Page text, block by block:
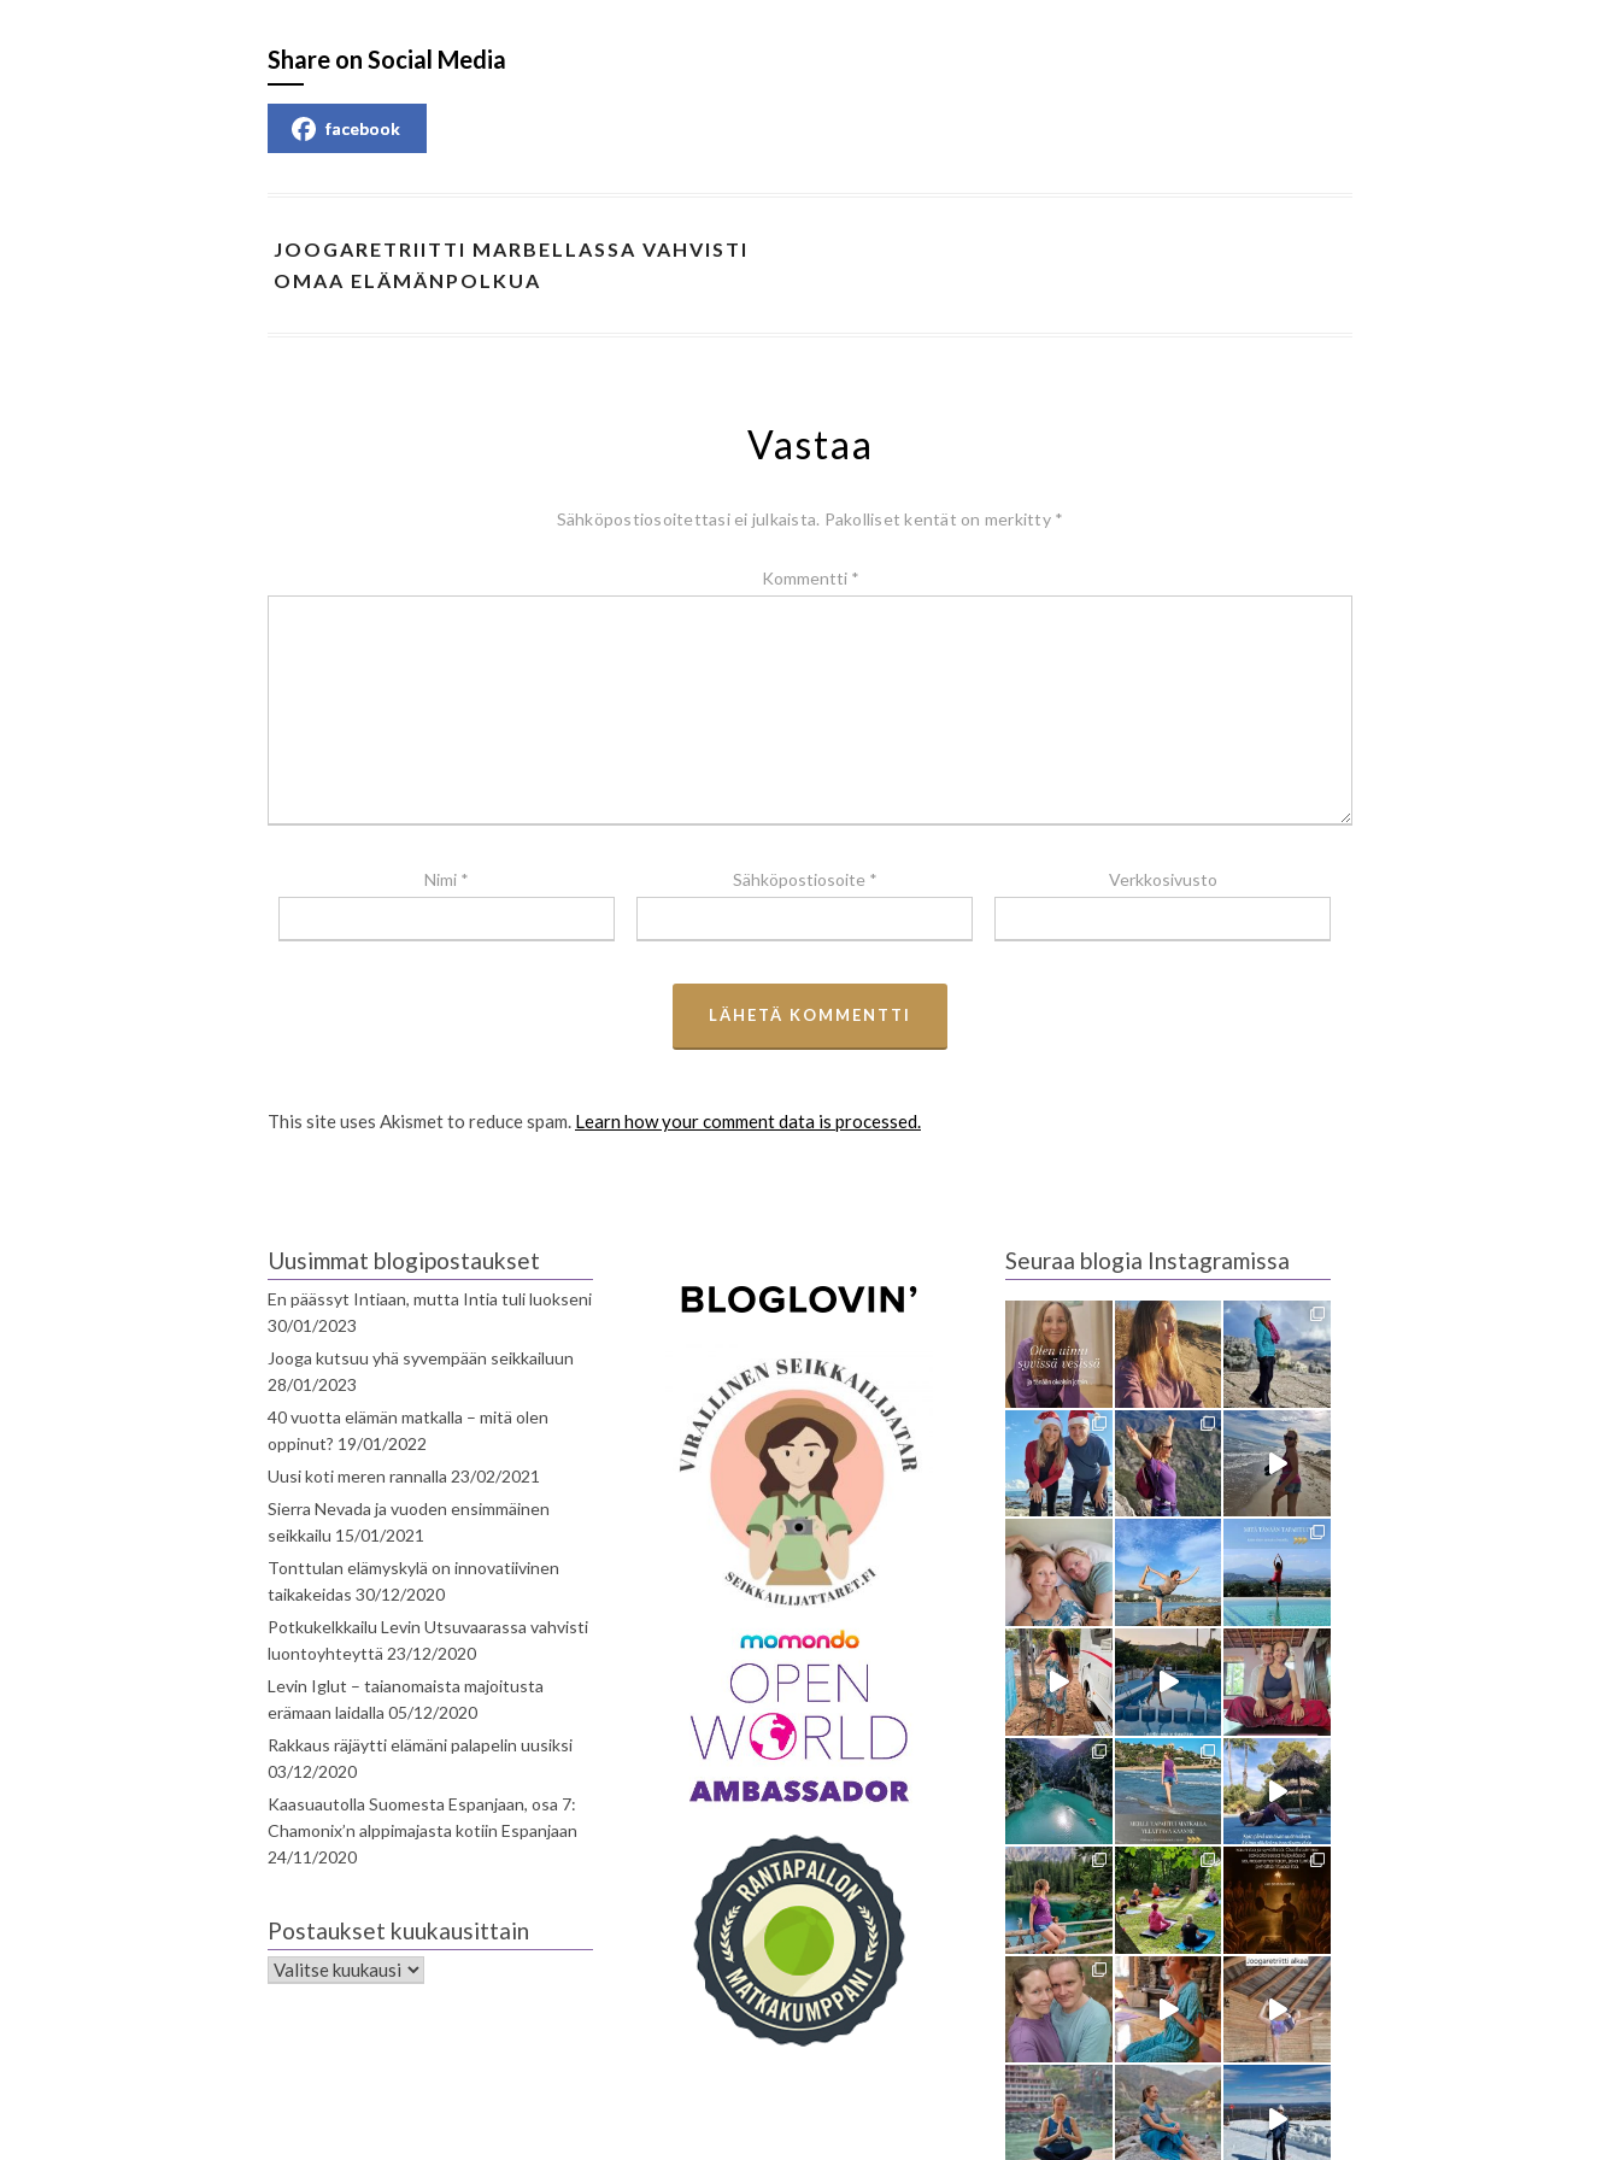
Share on Social Media
facebook
JOOGARETRIITTI MARBELLASSA VAHVISTI
OMAA ELÄMÄNPOLKUA
Vastaa
Sähköpostiosoitettasi ei julkaista. Pakolliset kentät on merkitty *
Kommentti *
Nimi * Sähköpostiosoite * Verkkosivusto
This site uses Akismet to reduce spam. Learn how your comment data is processed.
Uusimmat blogipostaukset
En päässyt Intiaan, mutta Intia tuli luokseni
30/01/2023
Jooga kutsuu yhä syvempään seikkailuun
28/01/2023
40 vuotta elämän matkalla – mitä olen
oppinut? 19/01/2022
Uusi koti meren rannalla 23/02/2021
Sierra Nevada ja vuoden ensimmäinen
seikkailu 15/01/2021
Tonttulan elämyskylä on innovatiivinen
taikakeidas 30/12/2020
Potkukelkkailu Levin Utsuvaarassa vahvisti
luontoyhteyttä 23/12/2020
Levin Iglut – taianomaista majoitusta
erämaan laidalla 05/12/2020
Rakkaus räjäytti elämäni palapelin uusiksi
03/12/2020
Kaasuautolla Suomesta Espanjaan, osa 7:
Chamonix’n alppimajasta kotiin Espanjaan
24/11/2020
Postaukset kuukausittain
Seuraa blogia Instagramissa